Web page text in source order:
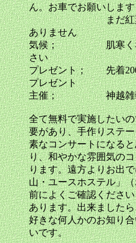
ん。お車でお願いします
まだ紅葉の季節
ありません
気候； 肌寒くなり
さい
プレゼント； 先着200
プレゼント
主催； 神越雑
全て無料で実施したい
要があり、手作りステ
素なコンサートになる
り、和やかな雰囲気の
ります。遠方よりお出
山・ユースホステル」
前によくご確認くださ
あります。出来ました
好きな何人かのお知り
いです。